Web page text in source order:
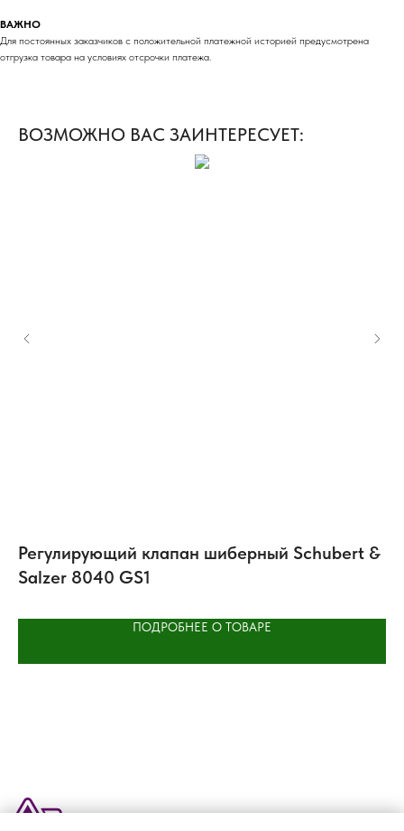
ВАЖНО
Для постоянных заказчиков с положительной платежной историей предусмотрена
отгрузка товара на условиях отсрочки платежа.
ВОЗМОЖНО ВАС ЗАИНТЕРЕСУЕТ:
Регулирующий клапан шиберный Schubert &
Salzer 8040 GS1
ПОДРОБНЕЕ О ТОВАРЕ